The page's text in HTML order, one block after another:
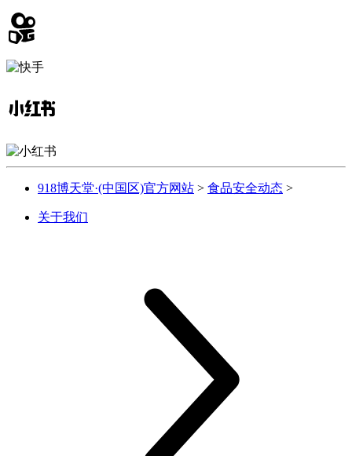
918博天堂·(中国区)官方网站 > 食品安全动态 >
关于我们